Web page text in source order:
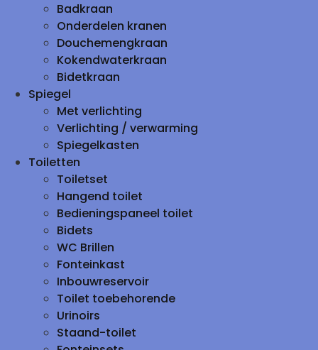
Badkraan
Onderdelen kranen
Douchemengkraan
Kokendwaterkraan
Bidetkraan
Spiegel
Met verlichting
Verlichting / verwarming
Spiegelkasten
Toiletten
Toiletset
Hangend toilet
Bedieningspaneel toilet
Bidets
WC Brillen
Fonteinkast
Inbouwreservoir
Toilet toebehorende
Urinoirs
Staand-toilet